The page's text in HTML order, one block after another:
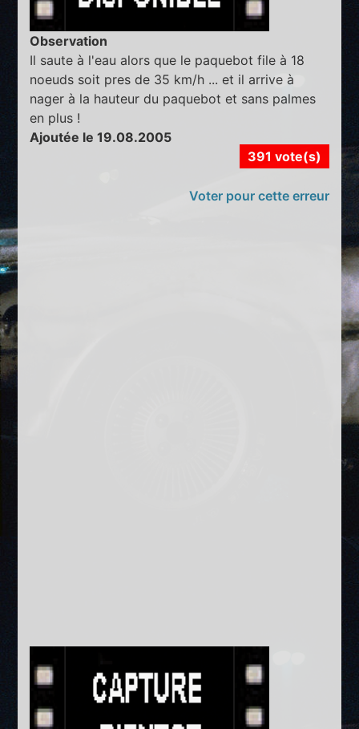
Observation
Il saute à l'eau alors que le paquebot file à 18
noeuds soit pres de 35 km/h ... et il arrive à
nager à la hauteur du paquebot et sans palmes
en plus !
Ajoutée le 19.08.2005
391 vote(s)
Voter pour cette erreur